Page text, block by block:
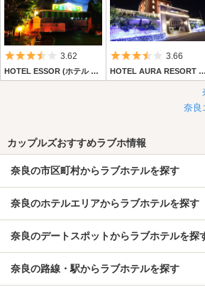
5つ星のうち3.5
3.62
HOTEL ESSOR (ホテル エソール)
5つ星のうち
3.66
HOTEL AURA RESORT 奈良店 (ホテル オーラリゾート 奈良店)
奈良
カップルズおすすめラブホ情報
奈良の市区町村からラブホテルを探す
奈良のホテルエリアからラブホテルを探す
奈良のデートスポットからラブホテルを探
奈良の路線・駅からラブホテルを探す